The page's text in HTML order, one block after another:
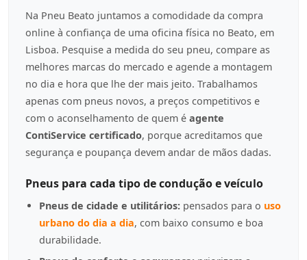
Na Pneu Beato juntamos a comodidade da compra
online à confiança de uma oficina física no Beato, em
Lisboa. Pesquise a medida do seu pneu, compare as
melhores marcas do mercado e agende a montagem
no dia e hora que lhe der mais jeito. Trabalhamos
apenas com pneus novos, a preços competitivos e
com o aconselhamento de quem é agente
ContiService certificado, porque acreditamos que
segurança e poupança devem andar de mãos dadas.
Pneus para cada tipo de condução e veículo
Pneus de cidade e utilitários: pensados para o uso
urbano do dia a dia, com baixo consumo e boa
durabilidade.